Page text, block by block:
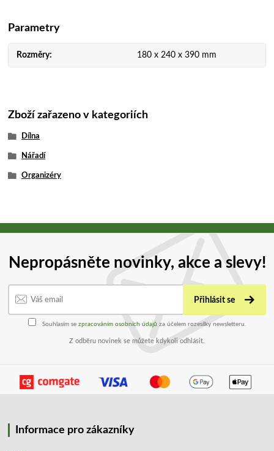
Parametry
Rozměry 180 x 240 x 390 mm
Zboží zařazeno v kategoriích
Dílna
Nářadí
Organizéry
Nepropásněte novinky, akce a slevy!
Přihlásit se
Souhlasím se zpracováním osobních údajů za účelem rozesílky newsletteru.
Z odběru novinek se můžete kdykoli odhlásit.
Informace pro zákazníky